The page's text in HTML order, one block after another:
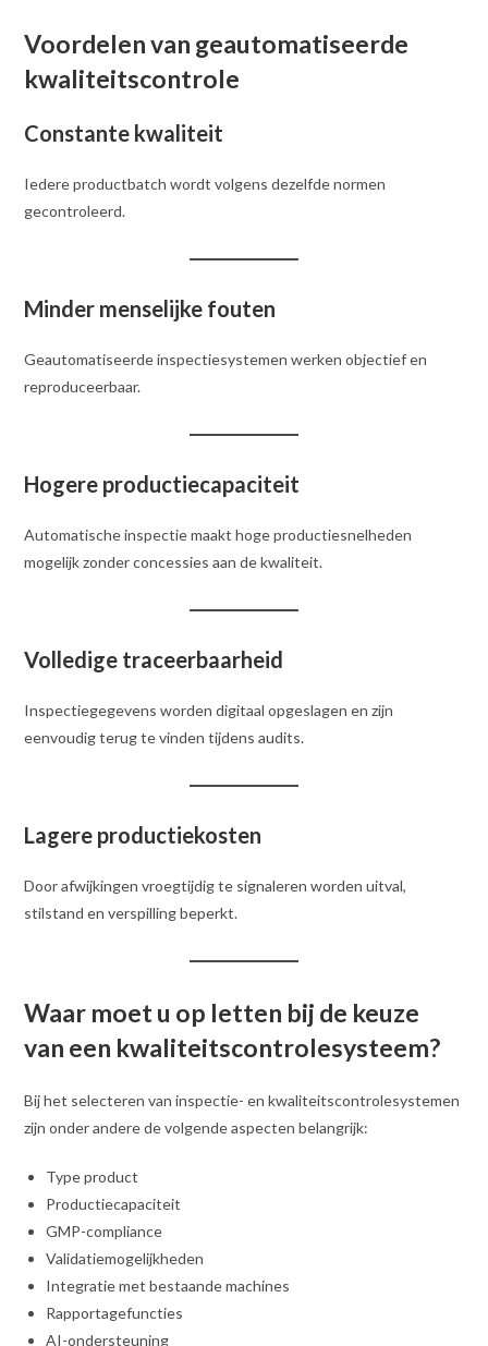
Voordelen van geautomatiseerde
kwaliteitscontrole
Constante kwaliteit
Iedere productbatch wordt volgens dezelfde normen
gecontroleerd.
Minder menselijke fouten
Geautomatiseerde inspectiesystemen werken objectief en
reproduceerbaar.
Hogere productiecapaciteit
Automatische inspectie maakt hoge productiesnelheden
mogelijk zonder concessies aan de kwaliteit.
Volledige traceerbaarheid
Inspectiegegevens worden digitaal opgeslagen en zijn
eenvoudig terug te vinden tijdens audits.
Lagere productiekosten
Door afwijkingen vroegtijdig te signaleren worden uitval,
stilstand en verspilling beperkt.
Waar moet u op letten bij de keuze
van een kwaliteitscontrolesysteem?
Bij het selecteren van inspectie- en kwaliteitscontrolesystemen
zijn onder andere de volgende aspecten belangrijk:
Type product
Productiecapaciteit
GMP-compliance
Validatiemogelijkheden
Integratie met bestaande machines
Rapportagefuncties
AI-ondersteuning